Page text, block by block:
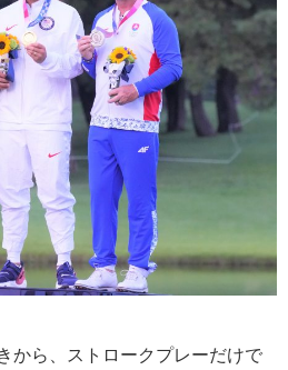
から、ストロークプレーだけで